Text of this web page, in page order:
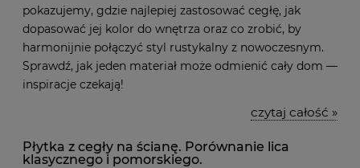
pokazujemy, gdzie najlepiej zastosować cegłę, jak
dopasować jej kolor do wnętrza oraz co zrobić, by
harmonijnie połączyć styl rustykalny z nowoczesnym.
Sprawdź, jak jeden materiał może odmienić cały dom —
inspiracje czekają!
czytaj całość »
Płytka z cegły na ścianę. Porównanie lica
klasycznego i pomorskiego.